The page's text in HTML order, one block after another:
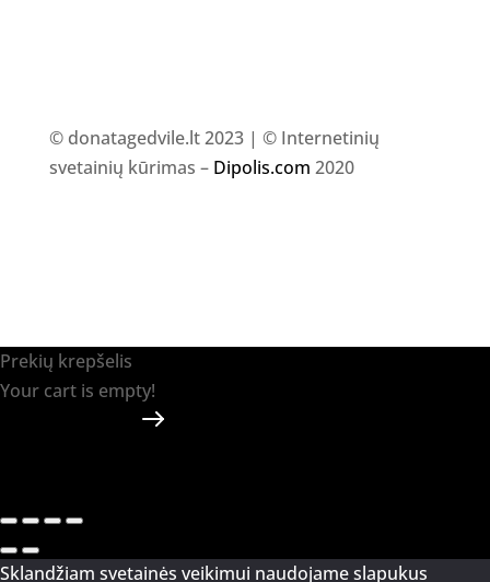
© donatagedvile.lt 2023 | © Internetinių
svetainių kūrimas – Dipolis.com 2020
Prekių krepšelis
Your cart is empty!
Sklandžiam svetainės veikimui naudojame slapukus